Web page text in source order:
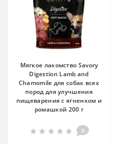
Мягкое лакомство Savory
Digestion Lamb and
Chamomile для собак всех
пород для улучшения
пищеварения с ягненком и
ромашкой 200 г
0